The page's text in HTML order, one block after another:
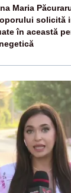
Maria
solicită
în această